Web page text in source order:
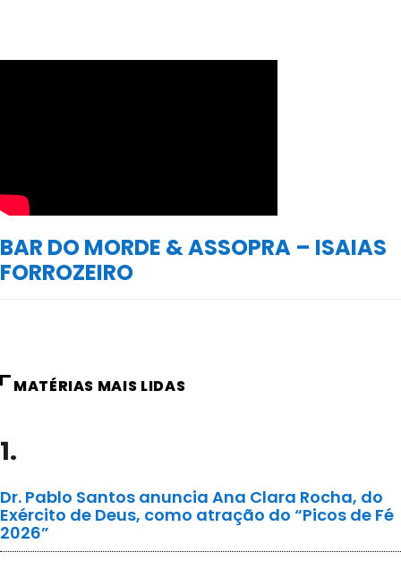
BAR DO MORDE & ASSOPRA – ISAIAS
FORROZEIRO
MATÉRIAS MAIS LIDAS
1.
Dr. Pablo Santos anuncia Ana Clara Rocha, do
Exército de Deus, como atração do “Picos de Fé
2026”